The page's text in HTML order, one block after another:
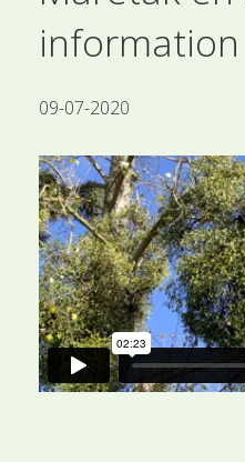
Plantengemeenschappen
Determineren
information
09-07-2020